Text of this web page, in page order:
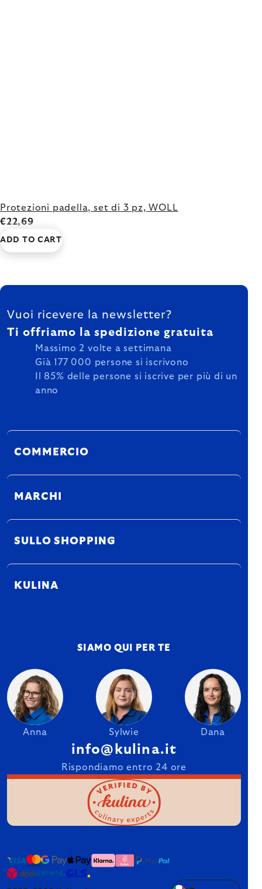
Protezioni padella, set di 3 pz, WOLL
€22,69
ADD TO CART
FOOTER
Vuoi ricevere la newsletter?
Ti offriamo la spedizione gratuita
Massimo 2 volte a settimana
Già 177 000 persone si iscrivono
Il 85% delle persone si iscrive per più di un
anno
COMMERCIO
MARCHI
SULLO SHOPPING
KULINA
SIAMO QUI PER TE
Anna Sylwie Dana
info@kulina.it
Rispondiamo entro 24 ore